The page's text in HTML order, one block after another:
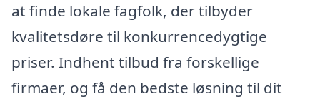
at finde lokale fagfolk, der tilbyder
kvalitetsdøre til konkurrencedygtige
priser. Indhent tilbud fra forskellige
firmaer, og få den bedste løsning til dit